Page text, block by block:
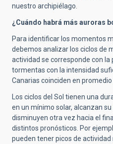
nuestro archipiélago.
¿Cuándo habrá más auroras
Para identificar los momentos
debemos analizar los ciclos de
actividad se corresponde con
tormentas con la intensidad
Canarias coinciden en
Los ciclos del Sol tienen una
en un mínimo solar, alcanzan
disminuyen otra vez hacia el
distintos pronósticos. Por
pueden tener picos de